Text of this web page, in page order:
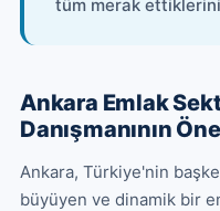
tüm merak
Ankara Emlak
Danışmanının
Ankara, Türkiye'nin
büyüyen ve dinamik bir